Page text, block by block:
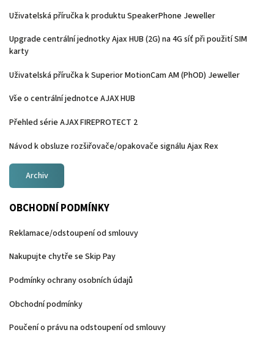
Uživatelská příručka k produktu SpeakerPhone Jeweller
Upgrade centrální jednotky Ajax HUB (2G) na 4G síť při použití SIM
karty
Uživatelská příručka k Superior MotionCam AM (PhOD) Jeweller
Vše o centrální jednotce AJAX HUB
Přehled série AJAX FIREPROTECT 2
Návod k obsluze rozšiřovače/opakovače signálu Ajax Rex
Archiv
OBCHODNÍ PODMÍNKY
Reklamace/odstoupení od smlouvy
Nakupujte chytře se Skip Pay
Podmínky ochrany osobních údajů
Obchodní podmínky
Poučení o právu na odstoupení od smlouvy